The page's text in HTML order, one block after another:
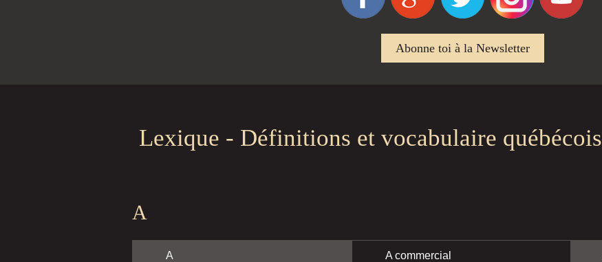
Abonne toi à la Newsletter
Lexique - Définitions et vocabulaire québécois
A
A A commercial